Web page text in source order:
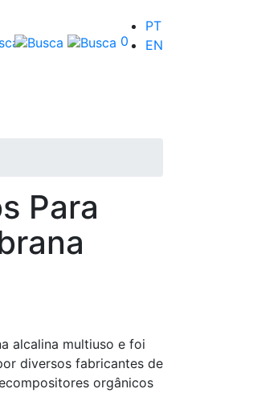
0
PT
EN
Para
alcalina multiuso e foi
diversos fabricantes de
orgânicos